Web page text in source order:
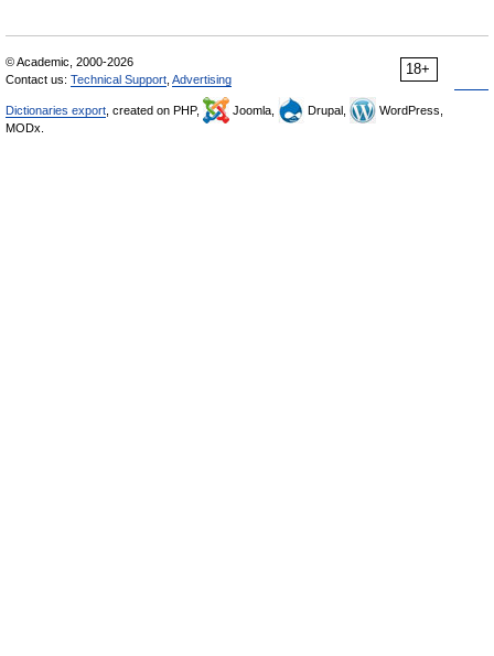
18+
© Academic, 2000-2026
Contact us: Technical Support Advertising
Dictionaries export , created on PHP, Joomla, Drupal,
WordPress,
MODx.